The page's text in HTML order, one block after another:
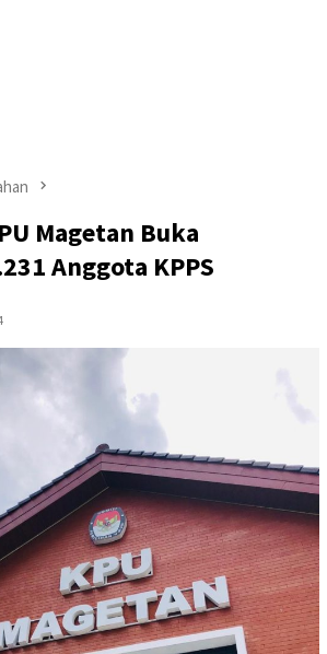
Magetan Buka
Anggota KPPS